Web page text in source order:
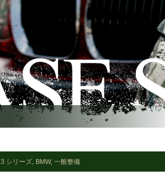
3 シリーズ BMW, 一般整備